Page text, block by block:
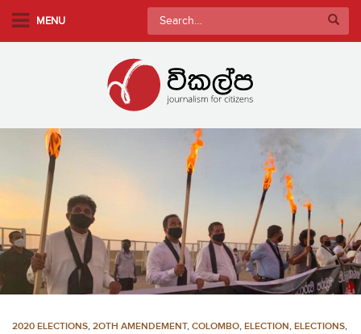
m
n
o
n
e
MENU
Search
for:
2020 ELECTIONS, 2OTH AMENDEMENT, COLOMBO, ELECTION, ELECTIONS,